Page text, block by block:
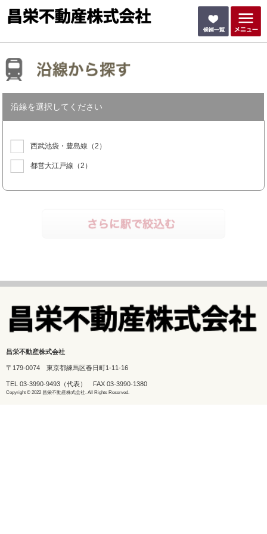
沿線を選択してください
西武池袋・豊島線 （2）
都営大江戸線 （2）
昌栄不動産株式会社
〒179-0074 東京都練馬区春日町1-11-16
TEL 03-3990-9493 （代表） FAX 03-3990-1380
Copyright © 2022 昌栄不動産株式会社. All Rights Reserved.